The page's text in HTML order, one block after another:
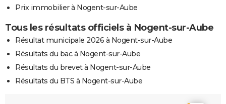
Prix immobilier à Nogent-sur-Aube
Tous les résultats officiels à Nogent-sur-Aube
Résultat municipale 2026 à Nogent-sur-Aube
Résultats du bac à Nogent-sur-Aube
Résultats du brevet à Nogent-sur-Aube
Résultats du BTS à Nogent-sur-Aube